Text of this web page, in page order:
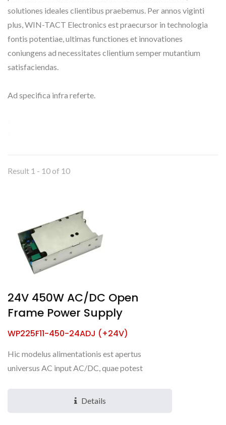
solutiones ideales clientibus praebemus. Per annos viginti
plus, WIN-TACT Electronics est praecursor in technologia
fontis potentiae, ultimas functiones et innovationes
coniungens ad necessitates clientium semper mutantium
satisfaciendas.
Ad specifica infra referte.
Result 1 - 10 of 10
24V 450W AC/DC Open
Frame Power Supply
WP225F11-450-24ADJ (+24V)
Hic modelus alimentationis est apertus
universus AC input AC/DC, quae potest
spatio ultra-parvo 3 x 6 x 1.5",...
Details